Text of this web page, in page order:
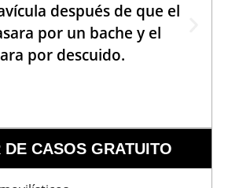
después de que el
por un bache y el
por descuido.
DE CASOS GRATUITO